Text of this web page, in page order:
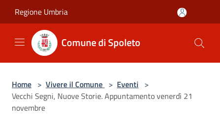
Regione Umbria
Comune di Spoleto
Home > Vivere il Comune > Eventi >
Vecchi Segni, Nuove Storie. Appuntamento venerdì 21
novembre